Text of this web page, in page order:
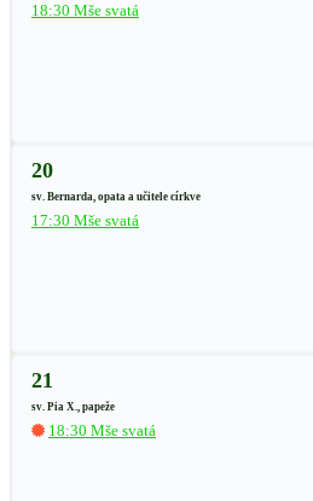
18:30 Mše svatá
20
sv. Bernarda, opata a učitele církve
17:30 Mše svatá
21
sv. Pia X., papeže
18:30 Mše svatá